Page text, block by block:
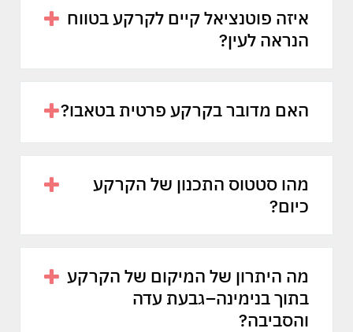
איזה פוטנציאל קיים לקרקע בטווח
הנראה לעין?
האם מדובר בקרקע פרטית בטאבו?
מהו סטטוס התכנון של הקרקע
כיום?
מה היתרון של המיקום של הקרקע
בתוך בנימינה–גבעת עדה
והסביבה?